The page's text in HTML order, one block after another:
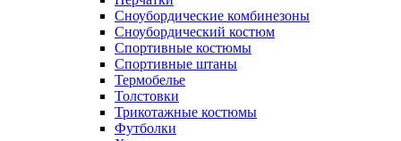
Сноубордические комбинезоны
Сноубордический костюм
Спортивные костюмы
Спортивные штаны
Термобелье
Толстовки
Трикотажные костюмы
Футболки